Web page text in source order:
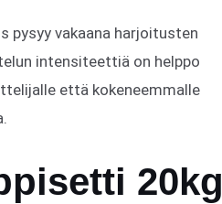
pysyy vakaana harjoitusten
intensiteettiä on helppo
että kokeneemmalle
20kg